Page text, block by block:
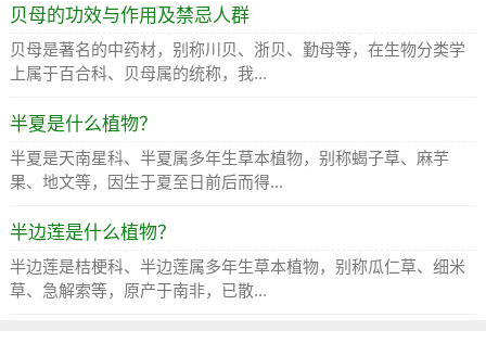
贝母的功效与作用及禁忌人群
贝母是著名的中药材，别称川贝、浙贝、勤母等，在生物分类学
上属于百合科、贝母属的统称，我...
半夏是什么植物？
半夏是天南星科、半夏属多年生草本植物，别称蝎子草、麻芋
果、地文等，因生于夏至日前后而得...
半边莲是什么植物？
半边莲是桔梗科、半边莲属多年生草本植物，别称瓜仁草、细米
草、急解索等，原产于南非，已散...